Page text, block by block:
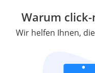
Warum
Wir helfen Ihnen,